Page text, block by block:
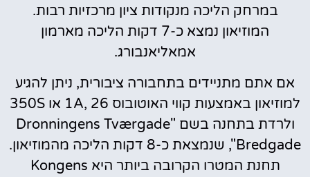
במרחק הליכה מנקודות ציון מרכזיות רבות.
המוזיאון נמצא כ-7 דקות הליכה מארמון
אמאליאנבורג.
אם אתם מתניידים בתחבורה ציבורית, ניתן להגיע
למוזיאון באמצעות קווי האוטובוס 1A, 26 או 350S
ולרדת בתחנה בשם "Dronningens Tværgade
Bredgade", שנמצאת כ-8 דקות הליכה מהמוזיאון.
תחנת המטרו הקרובה ביותר היא Kongens